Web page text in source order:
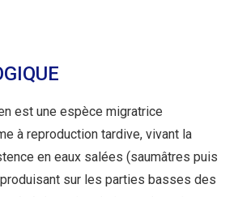
est une espèce migratrice
à reproduction tardive, vivant la
en eaux salées (saumâtres puis
sur les parties basses des